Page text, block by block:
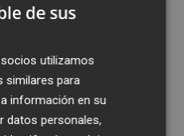
de sus
utilizamos
similares para
información en su
datos personales,